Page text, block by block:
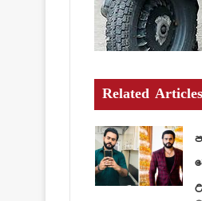
Related Articles